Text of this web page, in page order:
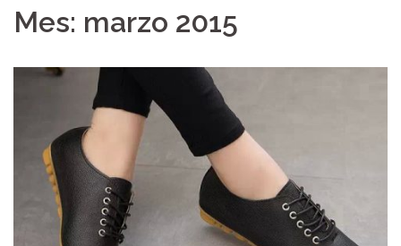
Mes: marzo 2015